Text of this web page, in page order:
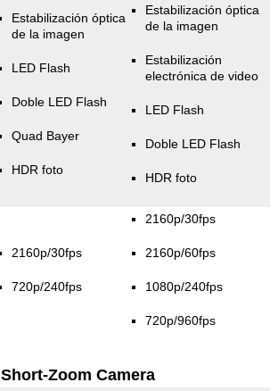
Estabilización óptica
de la imagen
LED Flash
Doble LED Flash
Quad Bayer
HDR foto
Estabilización óptica
de la imagen
Estabilización
electrónica de video
LED Flash
Doble LED Flash
HDR foto
2160p/30fps
720p/240fps
2160p/30fps
2160p/60fps
1080p/240fps
720p/960fps
Short-Zoom Camera